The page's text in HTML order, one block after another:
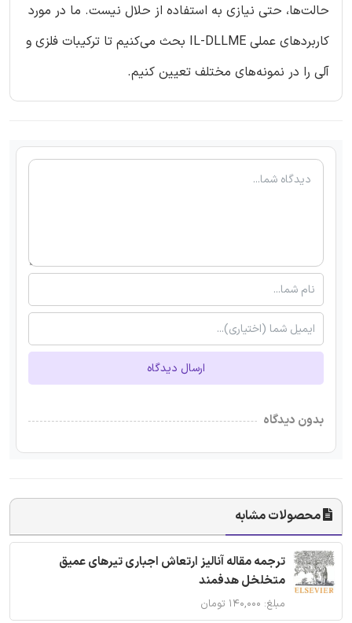
حالت‌ها، حتی نیازی به استفاده از حلال نیست. ما در مورد
کاربردهای عملی IL-DLLME بحث می‌کنیم تا ترکیبات فلزی و
آلی را در نمونه‌های مختلف تعیین کنیم.
ارسال دیدگاه
بدون دیدگاه
محصولات مشابه
ترجمه مقاله آنالیز ارتعاش اجباری تیرهای عمیق
متخلخل هدفمند
مبلغ: ۱۴۰,۰۰۰ تومان